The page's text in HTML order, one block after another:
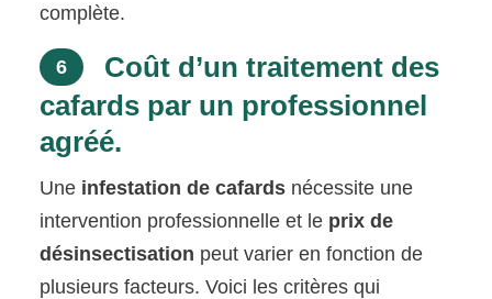
complète.
6
Coût d’un traitement des
cafards par un professionnel
agréé.
Une infestation de cafards nécessite une
intervention professionnelle et le prix de
désinsectisation peut varier en fonction de
plusieurs facteurs. Voici les critères qui